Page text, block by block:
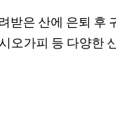
받은 산에 은퇴
오가피 등 다양한